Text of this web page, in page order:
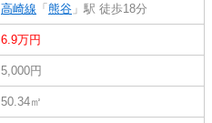
高崎線 「 熊谷 」駅 徒歩18分
6.9万円
5,000円
50.34㎡